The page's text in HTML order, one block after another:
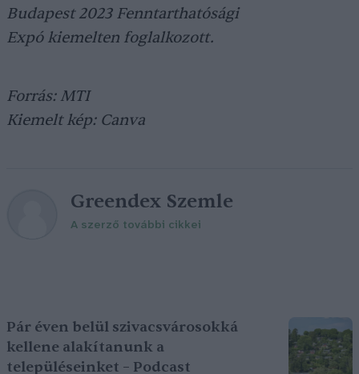
Budapest 2023 Fenntarthatósági
Expó kiemelten foglalkozott.
Forrás: MTI
Kiemelt kép: Canva
Greendex Szemle
A szerző további cikkei
Pár éven belül szivacsvárosokká
kellene alakítanunk a
településeinket – Podcast